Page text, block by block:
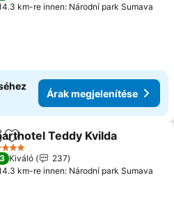
km-re innen: Národní park Sumava
Árak megjelenítése
Hozzáadás a kedvencekhez
Teddy Kvilda
Kiváló
237
km-re innen: Národní park Sumava